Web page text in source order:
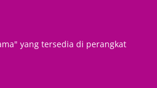
yang tersedia di perangkat